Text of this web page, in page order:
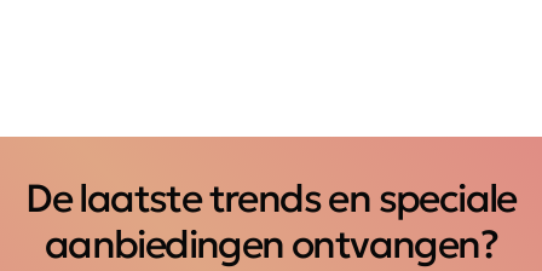
De laatste trends en speciale
aanbiedingen ontvangen?